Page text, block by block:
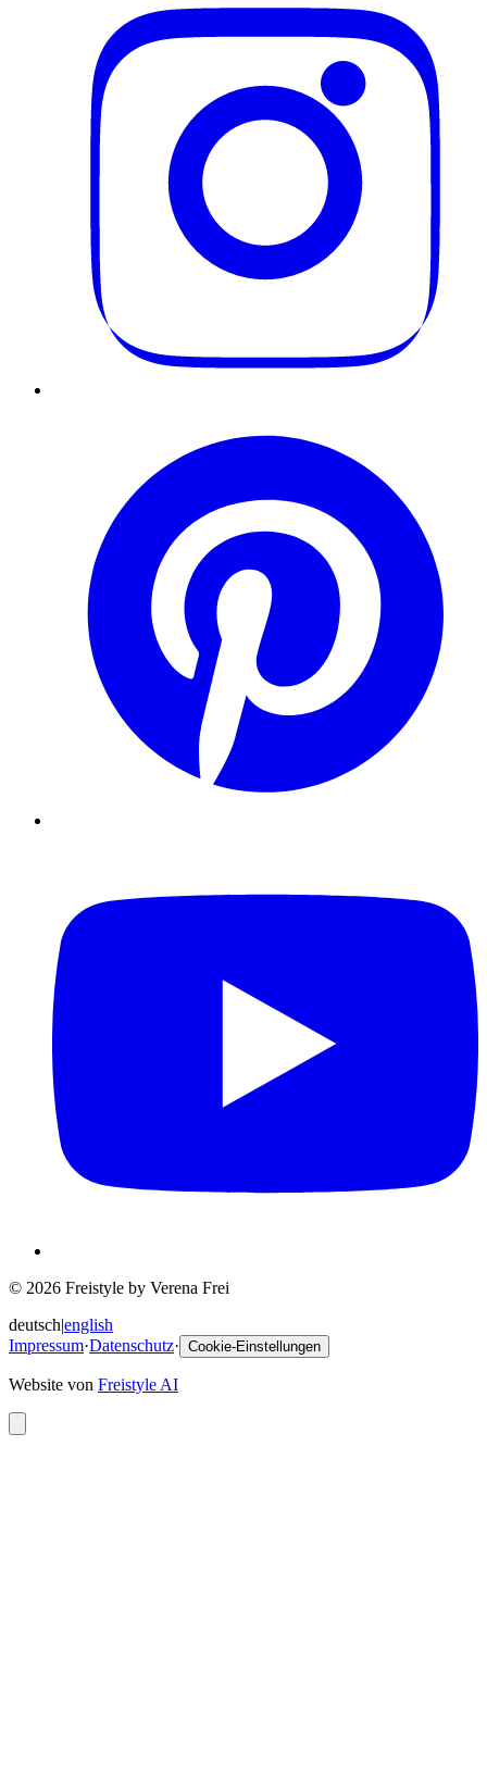
© 2026 Freistyle by Verena Frei
deutsch|english
Impressum·Datenschutz· Cookie-Einstellungen
Website von Freistyle AI